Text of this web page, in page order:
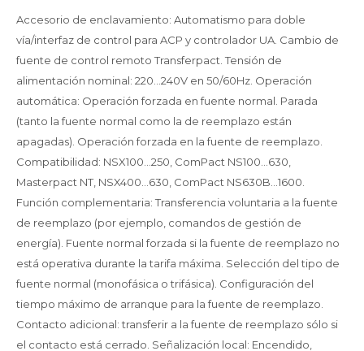
Accesorio de enclavamiento: Automatismo para doble
vía/interfaz de control para ACP y controlador UA. Cambio de
fuente de control remoto Transferpact. Tensión de
alimentación nominal: 220...240V en 50/60Hz. Operación
automática: Operación forzada en fuente normal. Parada
(tanto la fuente normal como la de reemplazo están
apagadas). Operación forzada en la fuente de reemplazo.
Compatibilidad: NSX100...250, ComPact NS100...630,
Masterpact NT, NSX400...630, ComPact NS630B...1600.
Función complementaria: Transferencia voluntaria a la fuente
de reemplazo (por ejemplo, comandos de gestión de
energía). Fuente normal forzada si la fuente de reemplazo no
está operativa durante la tarifa máxima. Selección del tipo de
fuente normal (monofásica o trifásica). Configuración del
tiempo máximo de arranque para la fuente de reemplazo.
Contacto adicional: transferir a la fuente de reemplazo sólo si
el contacto está cerrado. Señalización local: Encendido,